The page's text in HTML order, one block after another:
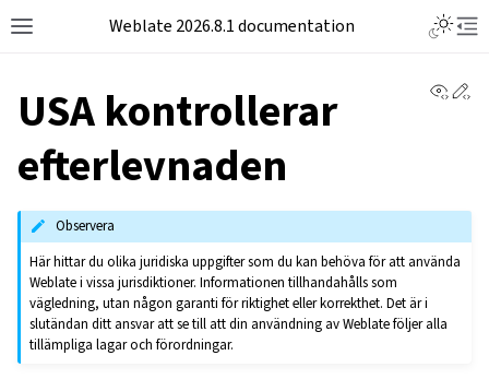
Weblate 2026.8.1 documentation
USA kontrollerar
efterlevnaden
Observera
Här hittar du olika juridiska uppgifter som du kan behöva för att använda
Weblate i vissa jurisdiktioner. Informationen tillhandahålls som
vägledning, utan någon garanti för riktighet eller korrekthet. Det är i
slutändan ditt ansvar att se till att din användning av Weblate följer alla
tillämpliga lagar och förordningar.